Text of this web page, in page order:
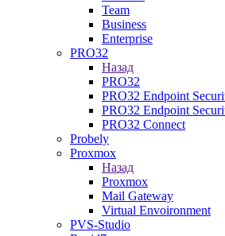
Team
Business
Enterprise
PRO32
Назад
PRO32
PRO32 Endpoint
PRO32 Endpoint
PRO32 Connect
Probely
Proxmox
Назад
Proxmox
Mail Gateway
Virtual Envoironment
PVS-Studio